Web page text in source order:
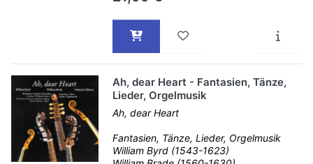
Ah, dear Heart - Fantasien, Tänze,
Lieder, Orgelmusik
Ah, dear Heart
Fantasien, Tänze, Lieder, Orgelmusik
William Byrd (1543-1623)